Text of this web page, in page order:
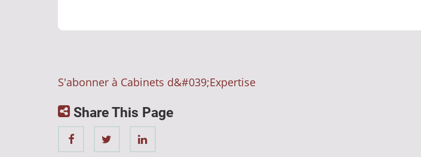
Sinistres
Amélioration
de
la
S'abonner à Cabinets d&#039;Expertise
Share This Page